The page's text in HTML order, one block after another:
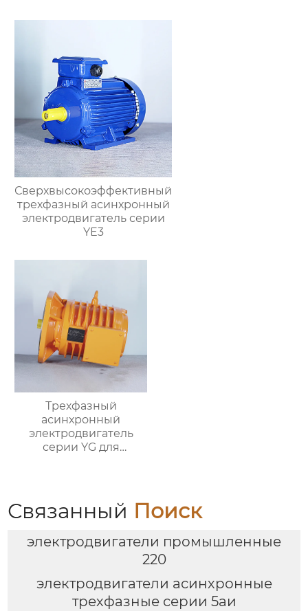
Сверхвысокоэффективный
трехфазный асинхронный
электродвигатель серии
YE3
Трехфазный
асинхронный
электродвигатель
серии YG для
Связанный Поиск
электродвигатели промышленные
220
электродвигатели асинхронные
трехфазные серии 5аи